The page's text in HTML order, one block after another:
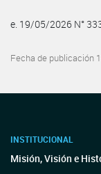
e. 19/05/2026 N°
Fecha de publicación
INSTITUCIONAL
Misión, Visión e